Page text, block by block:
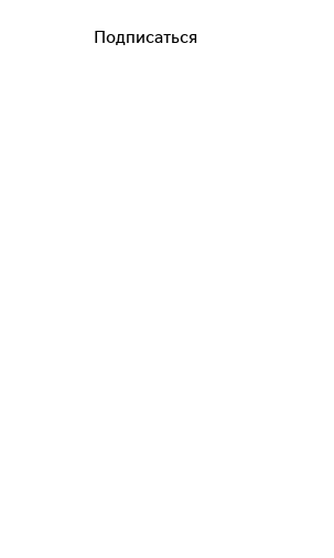
Подписаться